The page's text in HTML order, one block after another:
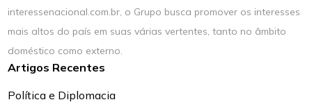
interessenacional.com.br, o Grupo busca promover os interesses
mais altos do país em suas várias vertentes, tanto no âmbito
doméstico como externo.
Artigos Recentes
Política e Diplomacia